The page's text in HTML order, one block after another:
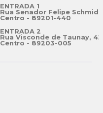
ENTRADA 1
Rua Senador Felipe
Centro - 89201-440
ENTRADA 2
Rua Visconde de Taunay,
Centro - 89203-005